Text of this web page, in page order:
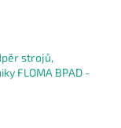
strojů,
FLOMA BPAD -